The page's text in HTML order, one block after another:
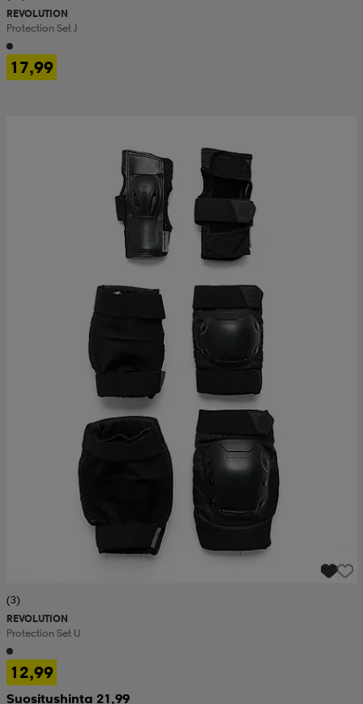
REVOLUTION
Protection Set J
17,99
(3)
REVOLUTION
Protection Set U
12,99
Suositushinta 21,99